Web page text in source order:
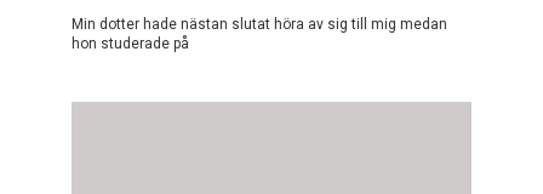
Min dotter hade nästan slutat höra av sig till mig medan
hon studerade på